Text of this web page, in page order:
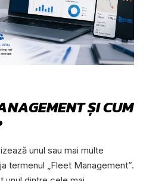
ȘI CUM
unul sau mai multe
termenul „Fleet Management”.